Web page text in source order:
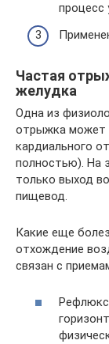
процесс
Частая
желудка
Одна из
отрыжка может
кардиального
полностью). На
только выход
пищевод.
Какие еще
отхождение
связан с